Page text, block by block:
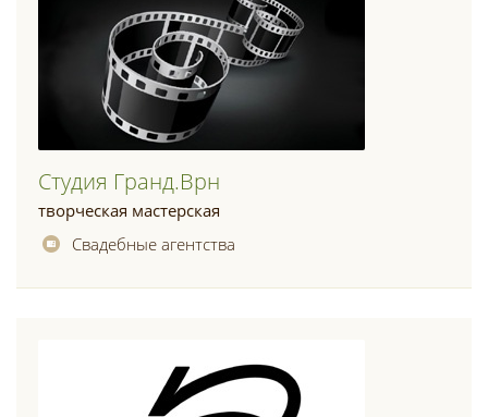
Студия Гранд.врн
творческая мастерская
Свадебные агентства